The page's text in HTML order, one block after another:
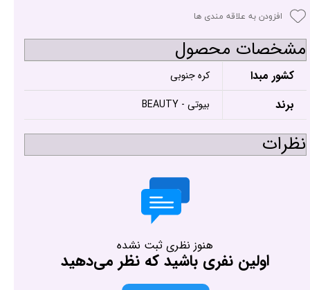
افزودن به علاقه مندی ها
مشخصات محصول
کشور مبدا کره جنوبی
برند بیوتی - BEAUTY
نظرات
هنوز نظری ثبت نشده
اولین نفری باشید که نظر می‌دهید